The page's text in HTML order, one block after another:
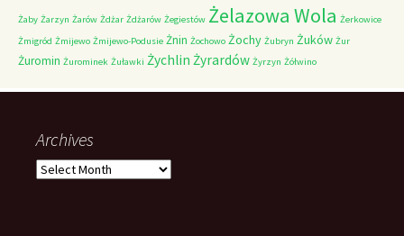
Żaby Żarzyn Żarów Żdżar Żdżarów Żegiestów Żelazowa Wola Żerkowice
Żmigród Żmijewo Żmijewo-Podusie Żnin Żochowo Żochy Żubryn Żuków Żur
Żuromin Żurominek Żuławki Żychlin Żyrardów Żyrzyn Żółwino
Archives
Archives